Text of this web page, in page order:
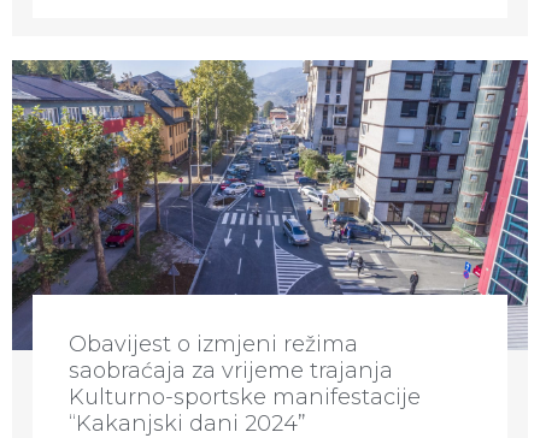
Obavijest o izmjeni režima
saobraćaja za vrijeme trajanja
Kulturno-sportske manifestacije
“Kakanjski dani 2024”